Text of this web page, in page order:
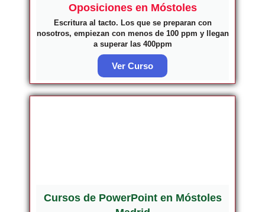
Oposiciones en Móstoles
Escritura al tacto. Los que se preparan con
nosotros, empiezan con menos de 100 ppm y llegan
a superar las 400ppm
Ver Curso
Cursos de PowerPoint en Móstoles